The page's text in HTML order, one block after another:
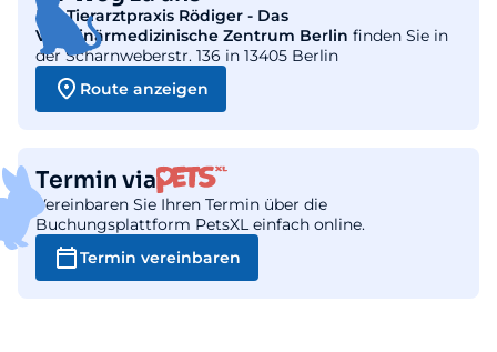
DieTierarztpraxis Rödiger - Das
Veterinärmedizinische Zentrum Berlin finden Sie in
der Scharnweberstr. 136 in 13405 Berlin
Route anzeigen
Termin via
Vereinbaren Sie Ihren Termin über die
Buchungsplattform PetsXL einfach online.
Termin vereinbaren